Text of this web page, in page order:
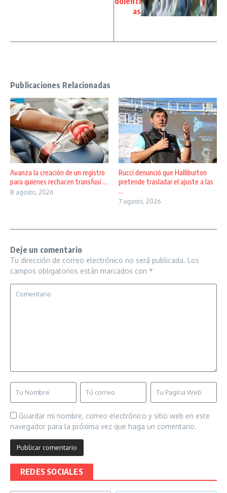
as
Publicaciones Relacionadas
Avanza la creación de un registro
para quienes rechacen transfusi ...
8 agosto, 2026
Rucci denunció que Halliburton
pretende trasladar el ajuste a las
...
7 agosto, 2026
Deje un comentario
Tu dirección de correo electrónico no será publicada. Los
campos obligatorios están marcados con *
Guardar mi nombre, correo electrónico y sitio web en este
navegador para la próxima vez que haga un comentario.
REDES SOCIALES